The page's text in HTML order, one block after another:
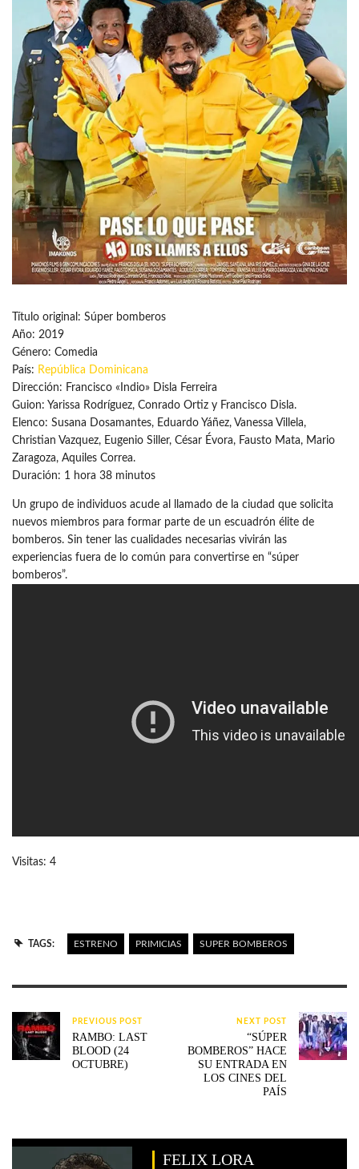
Título original: Súper bomberos
Año: 2019
Género: Comedia
País: República Dominicana
Dirección: Francisco «Indio» Disla Ferreira
Guion: Yarissa Rodríguez, Conrado Ortiz y Francisco Disla.
Elenco: Susana Dosamantes, Eduardo Yáñez, Vanessa Villela,
Christian Vazquez, Eugenio Siller, César Évora, Fausto Mata, Mario
Zaragoza, Aquiles Correa.
Duración: 1 hora 38 minutos
Un grupo de individuos acude al llamado de la ciudad que solicita
nuevos miembros para formar parte de un escuadrón élite de
bomberos. Sin tener las cualidades necesarias vivirán las
experiencias fuera de lo común para convertirse en “súper
bomberos”.
Visitas: 4
TAGS: ESTRENO PRIMICIAS SUPER BOMBEROS
PREVIOUS POST
RAMBO: LAST
BLOOD (24
OCTUBRE)
NEXT POST
“SÚPER
BOMBEROS” HACE
SU ENTRADA EN
LOS CINES DEL
PAÍS
FELIX LORA